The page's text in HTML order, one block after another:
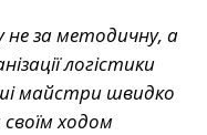
не за методичну, а
логістики
майстри швидко
ходом